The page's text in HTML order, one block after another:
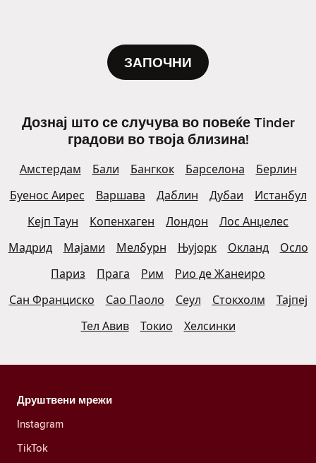
ЗАПОЧНИ
Дознај што се случува во повеќе Tinder
градови во твоја близина!
Амстердам Бали Бангкок Барселона
Берлин
Буенос Аирес
Варшава Даблин Дубаи
Истанбул
Кејп Таун
Копенхаген Лондон
Лос Анџелес
Мадрид
Мајами Мелбурн Њујорк Окланд
Осло
Париз
Прага Рим
Рио де Жанеиро
Сан Франциско
Сао Паоло Сеул Стокхолм
Тајпеј
Тел Авив
Токио Хелсинки
Друштвени мрежи
Instagram
TikTok